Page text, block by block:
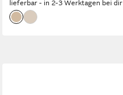
lieferbar - in 2-3 Werktagen bei dir